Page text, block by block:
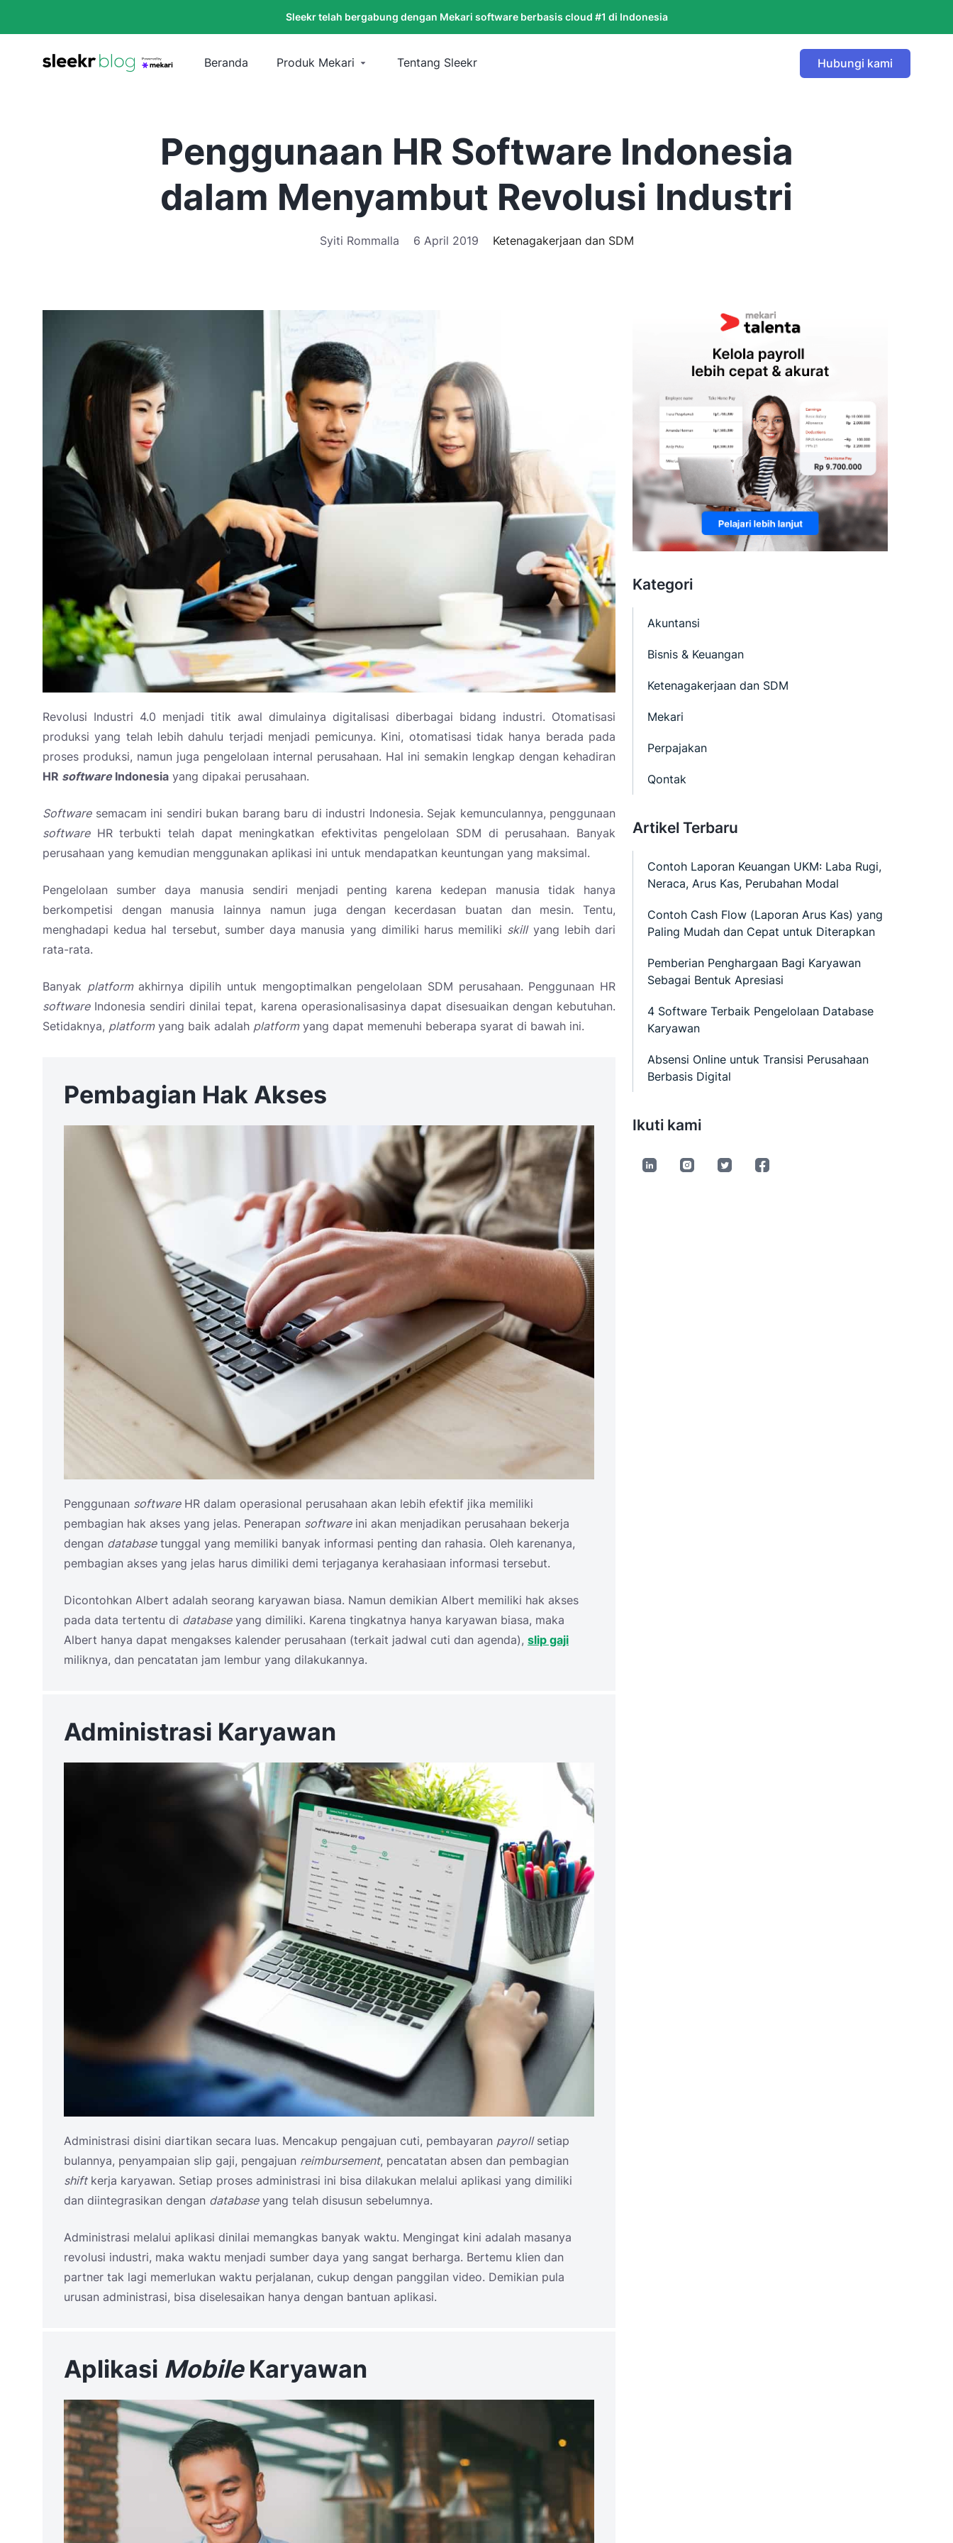
Sleekr telah bergabung dengan Mekari software berbasis cloud #1 di Indonesia
Beranda Produk Mekari Tentang Sleekr Hubungi kami
Penggunaan HR Software Indonesia
dalam Menyambut Revolusi Industri
Syiti Rommalla 6 April 2019 Ketenagakerjaan dan SDM
Revolusi Industri 4.0 menjadi titik awal dimulainya digitalisasi diberbagai bidang industri. Otomatisasi
produksi yang telah lebih dahulu terjadi menjadi pemicunya. Kini, otomatisasi tidak hanya berada pada
proses produksi, namun juga pengelolaan internal perusahaan. Hal ini semakin lengkap dengan kehadiran
HR software Indonesia yang dipakai perusahaan.
Softwaresemacam ini sendiri bukan barang baru di industri Indonesia. Sejak kemunculannya, penggunaan
softwareHR terbukti telah dapat meningkatkan efektivitas pengelolaan SDM di perusahaan. Banyak
perusahaan yang kemudian menggunakan aplikasi ini untuk mendapatkan keuntungan yang maksimal.
Pengelolaan sumber daya manusia sendiri menjadi penting karena kedepan manusia tidak hanya
berkompetisi dengan manusia lainnya namun juga dengan kecerdasan buatan dan mesin. Tentu,
menghadapi kedua hal tersebut, sumber daya manusia yang dimiliki harus memiliki skillyang lebih dari
rata-rata.
Banyak platformakhirnya dipilih untuk mengoptimalkan pengelolaan SDM perusahaan. Penggunaan HR
softwareIndonesia sendiri dinilai tepat, karena operasionalisasinya dapat disesuaikan dengan kebutuhan.
Setidaknya, platformyang baik adalah platformyang dapat memenuhi beberapa syarat di bawah ini.
Pembagian Hak Akses
Penggunaan softwareHR dalam operasional perusahaan akan lebih efektif jika memiliki
pembagian hak akses yang jelas. Penerapan softwareini akan menjadikan perusahaan bekerja
dengan databasetunggal yang memiliki banyak informasi penting dan rahasia. Oleh karenanya,
pembagian akses yang jelas harus dimiliki demi terjaganya kerahasiaan informasi tersebut.
Dicontohkan Albert adalah seorang karyawan biasa. Namun demikian Albert memiliki hak akses
pada data tertentu di databaseyang dimiliki. Karena tingkatnya hanya karyawan biasa, maka
Albert hanya dapat mengakses kalender perusahaan (terkait jadwal cuti dan agenda), slip gaji
miliknya, dan pencatatan jam lembur yang dilakukannya.
Administrasi Karyawan
Administrasi disini diartikan secara luas. Mencakup pengajuan cuti, pembayaran payrollsetiap
bulannya, penyampaian slip gaji, pengajuan reimbursement, pencatatan absen dan pembagian
shiftkerja karyawan. Setiap proses administrasi ini bisa dilakukan melalui aplikasi yang dimiliki
dan diintegrasikan dengan databaseyang telah disusun sebelumnya.
Administrasi melalui aplikasi dinilai memangkas banyak waktu. Mengingat kini adalah masanya
revolusi industri, maka waktu menjadi sumber daya yang sangat berharga. Bertemu klien dan
partner tak lagi memerlukan waktu perjalanan, cukup dengan panggilan video. Demikian pula
urusan administrasi, bisa diselesaikan hanya dengan bantuan aplikasi.
Aplikasi MobileKaryawan
Kategori
Akuntansi
Bisnis & Keuangan
Ketenagakerjaan dan SDM
Mekari
Perpajakan
Qontak
Artikel Terbaru
Contoh Laporan Keuangan UKM: Laba Rugi,
Neraca, Arus Kas, Perubahan Modal
Contoh Cash Flow (Laporan Arus Kas) yang
Paling Mudah dan Cepat untuk Diterapkan
Pemberian Penghargaan Bagi Karyawan
Sebagai Bentuk Apresiasi
4 Software Terbaik Pengelolaan Database
Karyawan
Absensi Online untuk Transisi Perusahaan
Berbasis Digital
Ikuti kami